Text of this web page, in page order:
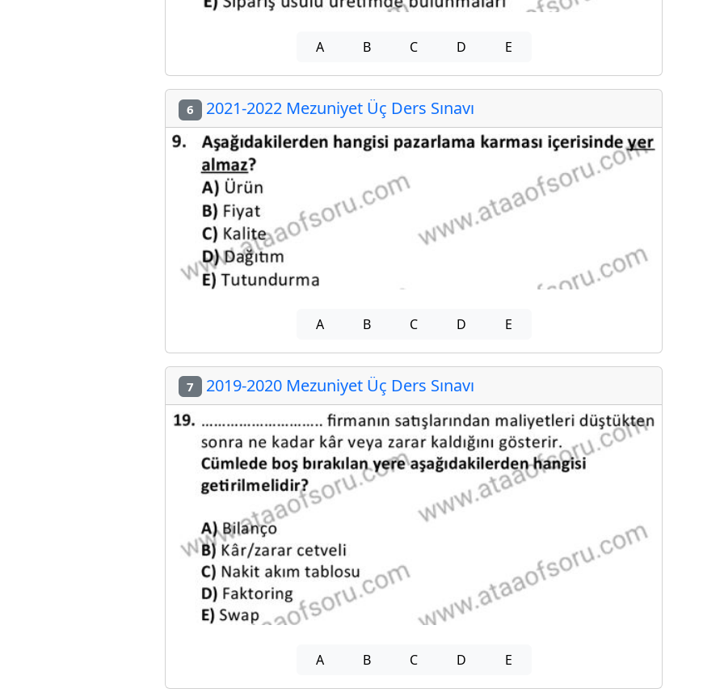
A B C D E
6 2021-2022 Mezuniyet Üç Ders Sınavı
A B C D E
7 2019-2020 Mezuniyet Üç Ders Sınavı
A B C D E